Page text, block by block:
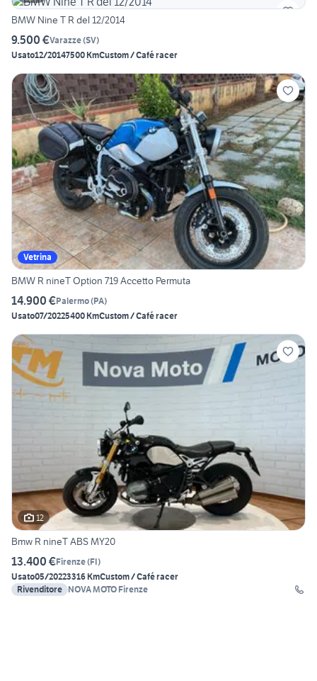
BMW Nine T R del 12/2014
9.500 €Varazze(SV)
Usato12/20147500 KmCustom / Café racer
Vetrina
BMW R nineT Option 719 Accetto Permuta
14.900 €Palermo(PA)
Usato07/20225400 KmCustom / Café racer
12
Bmw R nineT ABS MY20
13.400 €Firenze(FI)
Usato05/20223316 KmCustom / Café racer
Rivenditore NOVA MOTO Firenze